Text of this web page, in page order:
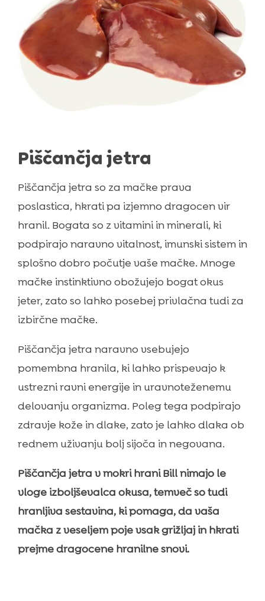
Piščančja jetra
Piščančja jetra so za mačke prava
poslastica, hkrati pa izjemno dragocen vir
hranil. Bogata so z vitamini in minerali, ki
podpirajo naravno vitalnost, imunski sistem in
splošno dobro počutje vaše mačke. Mnoge
mačke instinktivno obožujejo bogat okus
jeter, zato so lahko posebej privlačna tudi za
izbirčne mačke.
Piščančja jetra naravno vsebujejo
pomembna hranila, ki lahko prispevajo k
ustrezni ravni energije in uravnoteženemu
delovanju organizma. Poleg tega podpirajo
zdravje kože in dlake, zato je lahko dlaka ob
rednem uživanju bolj sijoča in negovana.
Piščančja jetra v mokri hrani Bill nimajo le
vloge izboljševalca okusa, temveč so tudi
hranljiva sestavina, ki pomaga, da vaša
mačka z veseljem poje vsak grižljaj in hkrati
prejme dragocene hranilne snovi.